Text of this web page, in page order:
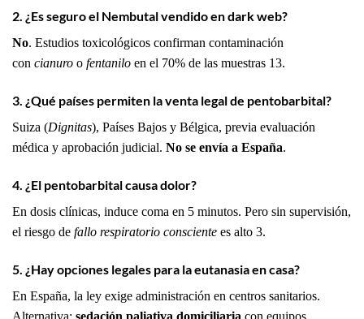
2. ¿Es seguro el Nembutal vendido en dark web?
No. Estudios toxicológicos confirman contaminación
con cianuro o fentanilo en el 70% de las muestras 13.
3. ¿Qué países permiten la venta legal de pentobarbital?
Suiza (Dignitas), Países Bajos y Bélgica, previa evaluación
médica y aprobación judicial. No se envía a España.
4. ¿El pentobarbital causa dolor?
En dosis clínicas, induce coma en 5 minutos. Pero sin supervisión,
el riesgo de fallo respiratorio consciente es alto 3.
5. ¿Hay opciones legales para la eutanasia en casa?
En España, la ley exige administración en centros sanitarios.
Alternativa: sedación paliativa domiciliaria con equipos